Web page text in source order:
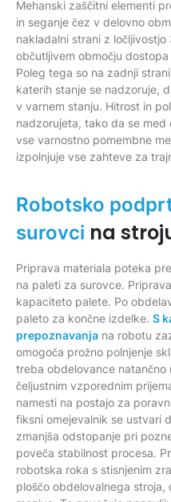
Mehanski zaščitni elementi
in seganje čez v delovno
nakladalni strani z
občutljivem območju
Poleg tega so na zadnji
katerih stanje se nadzoruje,
v varnem stanju. Hitrost in
nadzorujeta, tako da se
vse varnostno pomembne
izpolnjuje vse zahteve za
Robotsko
surovci na
Priprava materiala poteka
na paleti za surovce.
kapaciteto palete. Po
paleto za končne izdelke. S
prepoznavanja na robotu
omogoča prožno polnjenje
treba obdelovance
čeljustnim vzporednim
namesti na postajo za
fiksni omejevalnik se ustvari
zmanjša odstopanje pri
poveča stabilnost procesa.
robotska roka s stisnjenim
ploščo obdelovalnega